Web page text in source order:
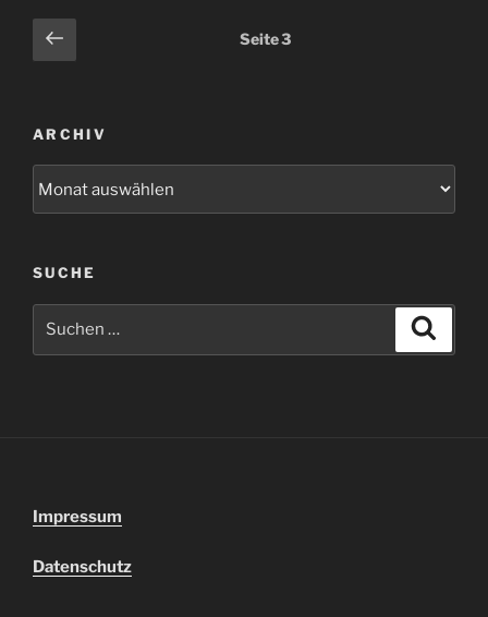
Seitennummerierung
der
Vorherige
Seite
Seite3
ARCHIV
SUCHE
Impressum
Datenschutz